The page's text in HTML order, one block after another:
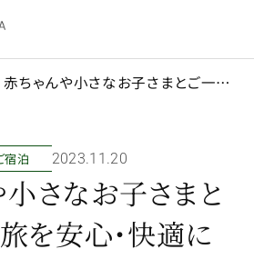
赤ちゃんや小さなお子さまとご一緒の旅を安心・快適に
さなお子さまと
を安心・快適に
2023年11月20日
宿泊